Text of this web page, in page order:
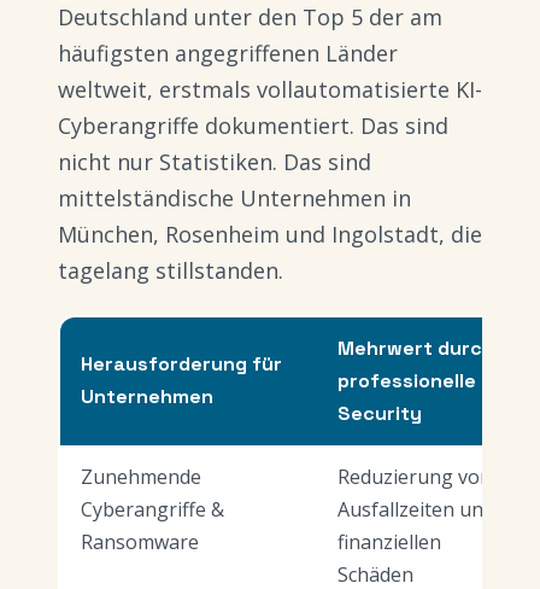
Deutschland unter den Top 5 der am
häufigsten angegriffenen Länder
weltweit, erstmals vollautomatisierte KI-
Cyberangriffe dokumentiert. Das sind
nicht nur Statistiken. Das sind
mittelständische Unternehmen in
München, Rosenheim und Ingolstadt, die
tagelang stillstanden.
Herausforderung für
Unternehmen
Mehrwert durch
professionelle IT-
Security
Zunehmende
Cyberangriffe &
Ransomware
Reduzierung von
Ausfallzeiten und
finanziellen
Schäden